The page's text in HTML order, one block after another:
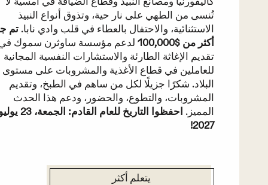
تُنسى من الطهي على نار حية، وتذوق أنواع النبيذ
الاستثنائية، والاحتفال بالعطاء في قلب وادي نابا.تم
أكثر من $100,000
لدعم مؤسسة ساوثرن سموك
تقديم الإغاثة الطارئة والاستشارات النفسية المجانية
للعاملين في قطاع الأغذية والمشروبات على مستوى
البلاد. شكرًا جزيلًا لكل من ساهم في الطبخ، وتقديم
المشروبات، والتطوع، والحضور، ودعم هذا الحدث
المميز.
احفظوا التاريخ للعام القادم: الجمعة،
2027!
يتعلم أكثر